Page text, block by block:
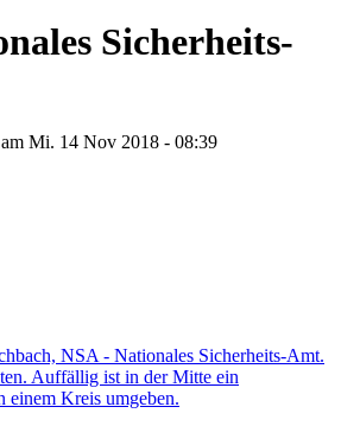
Sicherheits-
Mi. 14 Nov 2018 - 08:39